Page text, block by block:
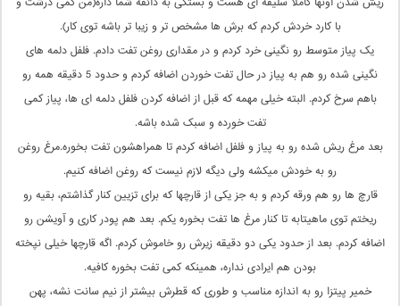
با کارد خردش کردم که برش ها مشخص تر و زیبا تر باشه توی کار).
یک پیاز متوسط رو نگینی خرد کردم و در مقداری روغن تفت دادم. فلفل دلمه های
نگینی شده رو هم به پیاز در حال تفت خوردن اضافه کردم و حدود 5 دقیقه همه رو
باهم سرخ کردم. البته خیلی مهمه که قبل از اضافه کردن فلفل دلمه ای ها، پیاز کمی
تفت خورده و سبک شده باشه.
بعد مرغ ریش شده رو به پیاز و فلفل اضافه کردم تا همراهشون تفت بخوره.مرغ روغن
رو به خودش میکشه ولی دیگه لازم نیست که روغن اضافه کنیم.
قارچ ها رو هم ورقه کردم و به جز یکی از قارچها که برای تزیین کنار گذاشتم، بقیه رو
ریختم توی ماهیتابه تا کنار مرغ ها تفت بخوره یکم. بعد هم پودر کاری و آویشن رو
اضافه کردم. بعد از حدود یکی دو دقیقه زیرش رو خاموش کردم. اگه قارچها خیلی نپخته
بودن هم ایرادی نداره، همینکه کمی تفت بخوره کافیه.
خمیر پیتزا رو به اندازه مناسب و طوری که قطرش بیشتر از نیم سانت نشه، پهن